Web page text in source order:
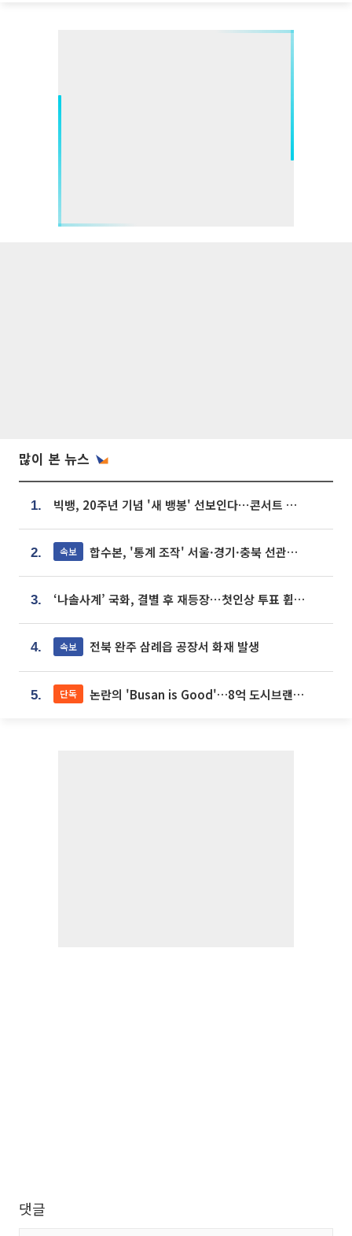
많이 본 뉴스
1. 빅뱅, 20주년 기념 '새 뱅봉' 선보인다⋯콘서트 앞두고 팝업 개최
2. 속보 합수본, '통계 조작' 서울·경기·충북 선관위 등 추가 압수수색
3. ‘나솔사계’ 국화, 결별 후 재등장⋯첫인상 투표 휩쓸고 ‘인기녀’ 등극
4. 속보 전북 완주 삼례읍 공장서 화재 발생
5. 단독 논란의 'Busan is Good'…8억 도시브랜드, 용산 대통령실 CI 업체가 수행
댓글